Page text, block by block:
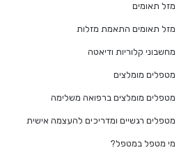
מזל תאומים
מזל תאומים התאמת מזלות
מחשבוני קלוריות ודיאטה
מטפלים מומלצים
מטפלים מומלצים ברפואה משלימה
מטפלים רגשיים ומדריכים להעצמה אישית
מי מטפל במטפל?